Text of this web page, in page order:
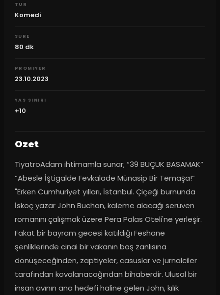
TUR
Komedi
SURE
80 dk
PROMIYER
23.10.2023
YAS SINIRI
+10
Ozet
TiyatroAdam ihtimamla sunar; “39 BUÇUK BASAMAK”
“Abesle İştigalde Fevkalade Münasip Bir Temaşa!”
"Erken Cumhuriyet yılları, İstanbul. Çiçeği burnunda
İskoç yazar John Buchan, kaleme alacağı serüven
romanını çalışmak üzere Pera Palas Oteli'ne yerleşir.
Fakat bir bayram gecesi katıldığı Feshane
şenliklerinde cinai bir vakanın baş zanlısına
dönüşeceğinden, zaptiyeler, casuslar ve jurnalciler
tarafından kovalanacağından bihaberdir. Ulusal bir
insan avının ana hedefi haline gelen John, kılık